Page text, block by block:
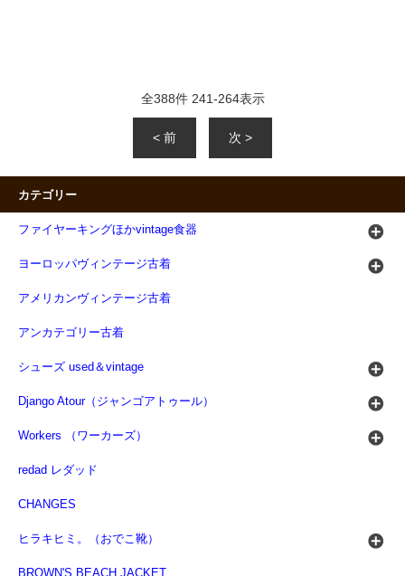
全388件 241-264表示
< 前 次 >
カテゴリー
ファイヤーキングほかvintage食器
ヨーロッパヴィンテージ古着
アメリカンヴィンテージ古着
アンカテゴリー古着
シューズ used＆vintage
Django Atour（ジャンゴアトゥール）
Workers （ワーカーズ）
redad レダッド
CHANGES
ヒラキヒミ。（おでこ靴）
BROWN'S BEACH JACKET